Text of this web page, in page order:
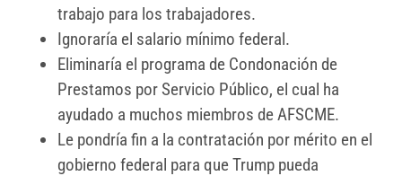
trabajo para los trabajadores.
Ignoraría el salario mínimo federal.
Eliminaría el programa de Condonación de
Prestamos por Servicio Público, el cual ha
ayudado a muchos miembros de AFSCME.
Le pondría fin a la contratación por mérito en el
gobierno federal para que Trump pueda